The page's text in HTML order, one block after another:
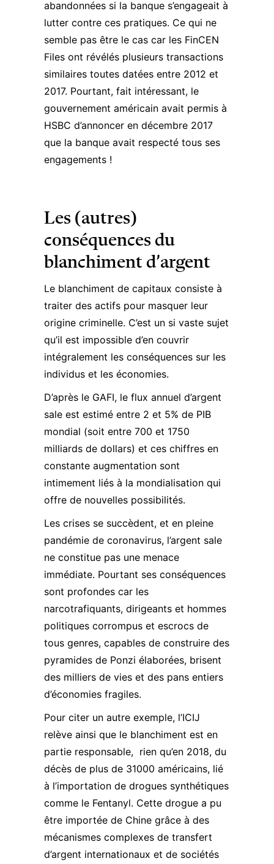
abandonnées si la banque s’engageait à
lutter contre ces pratiques. Ce qui ne
semble pas être le cas car les FinCEN
Files ont révélés plusieurs transactions
similaires toutes datées entre 2012 et
2017. Pourtant, fait intéressant, le
gouvernement américain avait permis à
HSBC d’annoncer en décembre 2017
que la banque avait respecté tous ses
engagements !
Les (autres)
conséquences du
blanchiment d’argent
Le blanchiment de capitaux consiste à
traiter des actifs pour masquer leur
origine criminelle. C’est un si vaste sujet
qu’il est impossible d’en couvrir
intégralement les conséquences sur les
individus et les économies.
D’après le GAFI, le flux annuel d’argent
sale est estimé entre 2 et 5% de PIB
mondial (soit entre 700 et 1750
milliards de dollars) et ces chiffres en
constante augmentation sont
intimement liés à la mondialisation qui
offre de nouvelles possibilités.
Les crises se succèdent, et en pleine
pandémie de coronavirus, l’argent sale
ne constitue pas une menace
immédiate. Pourtant ses conséquences
sont profondes car les
narcotrafiquants, dirigeants et hommes
politiques corrompus et escrocs de
tous genres, capables de construire des
pyramides de Ponzi élaborées, brisent
des milliers de vies et des pans entiers
d’économies fragiles.
Pour citer un autre exemple, l’ICIJ
relève ainsi que le blanchiment est en
partie responsable, rien qu’en 2018, du
décès de plus de 31000 américains, lié
à l’importation de drogues synthétiques
comme le Fentanyl. Cette drogue a pu
être importée de Chine grâce à des
mécanismes complexes de transfert
d’argent internationaux et de sociétés